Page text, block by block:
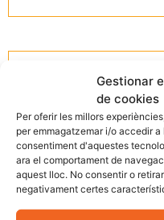
Gestionar
de cookies
Per oferir les millors
per emmagatzemar i/o accedir
consentiment d'aquestes
ara el comportament de
aquest lloc. No consentir o
negativament certes